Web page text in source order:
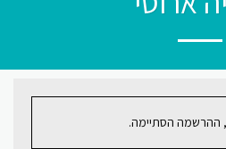
ההרשמה הסתיימה.